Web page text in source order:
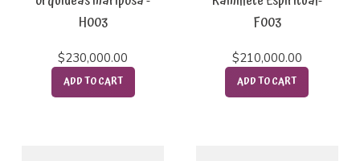
H003
$230,000.00
ADD TO CART
F003
$210,000.00
ADD TO CART